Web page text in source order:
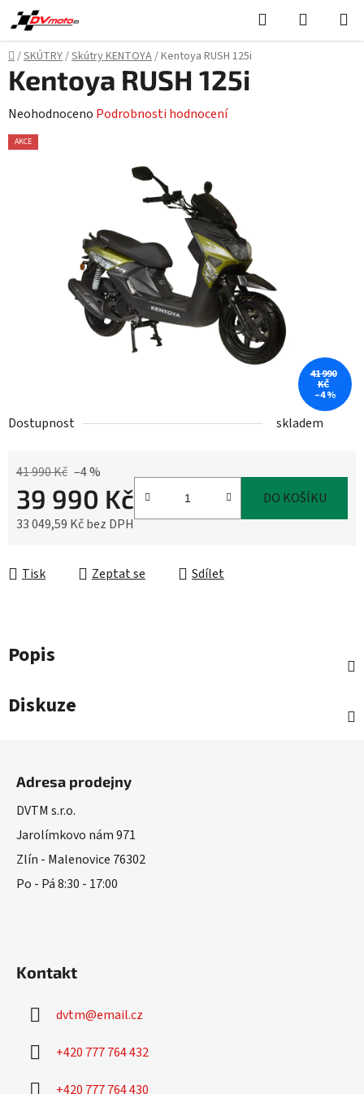
Přejít
na
obsah
Hledat
KOŠÍK
Domů
/SKÚTRY/Skútry KENTOYA/Kentoya RUSH 125i
Dostupnost skladem
41 990 Kč –4 %
39 990 Kč
33 049,59 Kč bez DPH
DO KOŠÍKU
Tisk Zeptat se Sdílet
Kentoya RUSH 125i
Průměrné
hodnocení
Neohodnoceno Podrobnosti hodnocení
AKCE
41 990
KČ
–4 %
Popis
Diskuze
Adresa prodejny
DVTM s.r.o.
Jarolímkovo nám 971
Zlín - Malenovice 76302
Po - Pá 8:30 - 17:00
Kontakt
dvtm@email.cz
+420 777 764 432
+420 777 764 430